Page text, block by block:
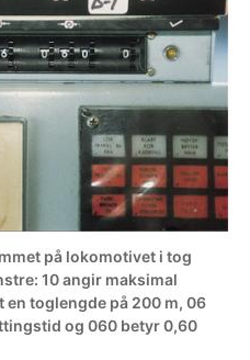
på lokomotivet i tog
10 angir maksimal
toglengde på 200 m, 06
og 060 betyr 0,60